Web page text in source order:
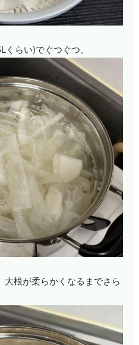
らい)でぐつぐつ。
根が柔らかくなるまでさら